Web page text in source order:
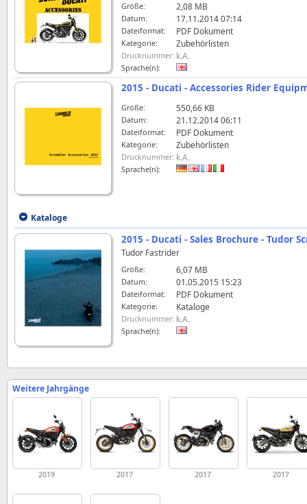
Größe: 2,08 MB
Datum: 17.11.2014 07:14
Dateiformat: PDF Dokument
Kategorie: Zubehörlisten
Drucknummer: k.A.
Sprache(n):
2015 - Ducati - Accessories Rider
Größe: 550,66 KB
Datum: 21.12.2014 06:11
Dateiformat: PDF Dokument
Kategorie: Zubehörlisten
Drucknummer: k.A.
Sprache(n):
Kataloge
2015 - Ducati - Sales Brochure - Tudor
Tudor Fastrider
Größe: 6,07 MB
Datum: 01.05.2015 15:23
Dateiformat: PDF Dokument
Kategorie: Kataloge
Drucknummer: k.A.
Sprache(n):
Weitere Jahrgänge
2019 2017 2017 2017